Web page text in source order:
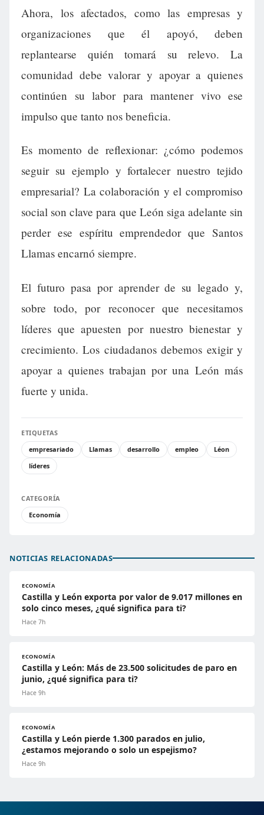
Ahora, los afectados, como las empresas y
organizaciones que él apoyó, deben
replantearse quién tomará su relevo. La
comunidad debe valorar y apoyar a quienes
continúen su labor para mantener vivo ese
impulso que tanto nos beneficia.
Es momento de reflexionar: ¿cómo podemos
seguir su ejemplo y fortalecer nuestro tejido
empresarial? La colaboración y el compromiso
social son clave para que León siga adelante sin
perder ese espíritu emprendedor que Santos
Llamas encarnó siempre.
El futuro pasa por aprender de su legado y,
sobre todo, por reconocer que necesitamos
líderes que apuesten por nuestro bienestar y
crecimiento. Los ciudadanos debemos exigir y
apoyar a quienes trabajan por una León más
fuerte y unida.
ETIQUETAS
empresariado
Llamas desarrollo empleo
Léon
líderes
CATEGORÍA
Economía
NOTICIAS RELACIONADAS
ECONOMÍA
Castilla y León exporta por valor de 9.017 millones en
solo cinco meses, ¿qué significa para ti?
Hace 7h
ECONOMÍA
Castilla y León: Más de 23.500 solicitudes de paro en
junio, ¿qué significa para ti?
Hace 9h
ECONOMÍA
Castilla y León pierde 1.300 parados en julio,
¿estamos mejorando o solo un espejismo?
Hace 9h